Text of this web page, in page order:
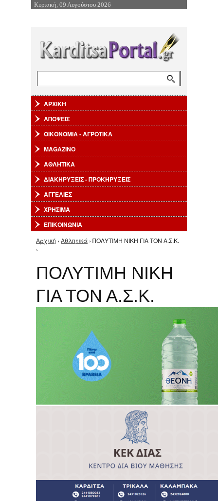
Επιστροφή στην Πλοήγηση
Κυριακή, 09 Αυγούστου 2026
ΑΡΧΙΚΗ
ΑΠΟΨΕΙΣ
ΟΙΚΟΝΟΜΙΑ - ΑΓΡΟΤΙΚΑ
MAGAZINO
ΑΘΛΗΤΙΚΑ
ΔΙΑΚΗΡΥΞΕΙΣ - ΠΡΟΚΗΡΥΞΕΙΣ
ΑΓΓΕΛΙΕΣ
ΧΡΗΣΙΜΑ
ΕΠΙΚΟΙΝΩΝΙΑ
Είστε εδώ
Αρχική › Αθλητικά › ΠΟΛΥΤΙΜΗ ΝΙΚΗ ΓΙΑ ΤΟΝ Α.Σ.Κ.
›
ΠΟΛΥΤΙΜΗ ΝΙΚΗ
ΓΙΑ ΤΟΝ Α.Σ.Κ.